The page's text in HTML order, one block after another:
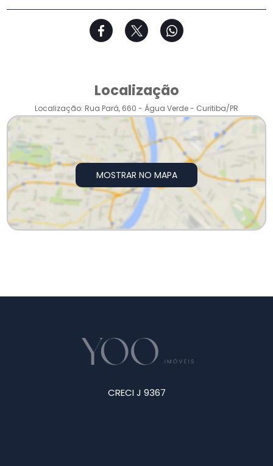
Localização
Localização: Rua Pará, 660 - Água Verde - Curitiba/PR
MOSTRAR NO MAPA
CRECI J 9367